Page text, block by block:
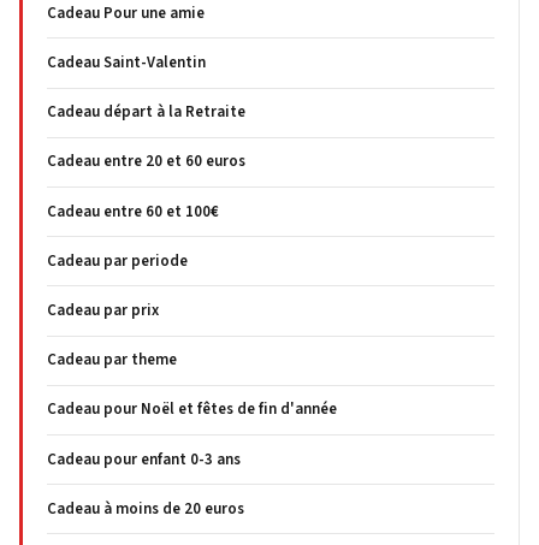
Cadeau Pour une amie
Cadeau Saint-Valentin
Cadeau départ à la Retraite
Cadeau entre 20 et 60 euros
Cadeau entre 60 et 100€
Cadeau par periode
Cadeau par prix
Cadeau par theme
Cadeau pour Noël et fêtes de fin d'année
Cadeau pour enfant 0-3 ans
Cadeau à moins de 20 euros